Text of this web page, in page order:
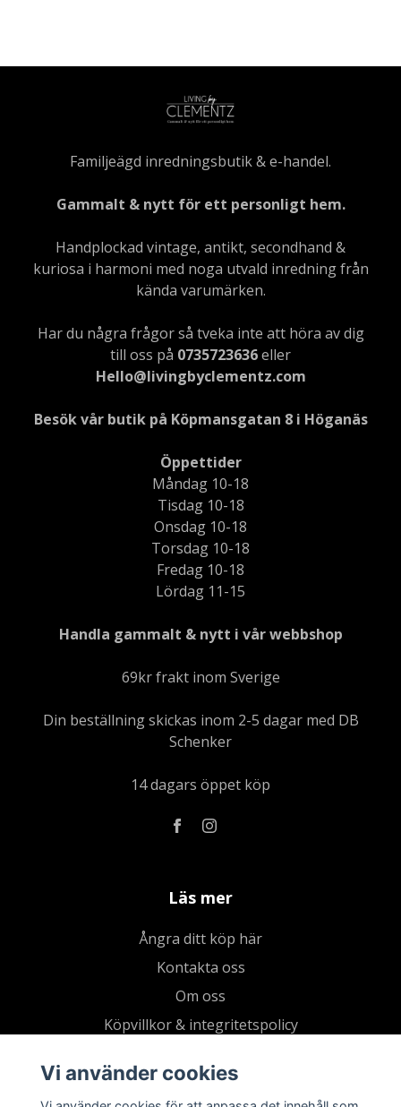
Familjeägd inredningsbutik & e-handel.
Gammalt & nytt för ett personligt hem.
Handplockad vintage, antikt, secondhand &
kuriosa i harmoni med noga utvald inredning från
kända varumärken.
Har du några frågor så tveka inte att höra av dig
till oss på 0735723636eller
Hello@livingbyclementz.com
Besök vår butik på Köpmansgatan 8 i Höganäs
Öppettider
Måndag 10-18
Tisdag 10-18
Onsdag 10-18
Torsdag 10-18
Fredag 10-18
Lördag 11-15
Handla gammalt & nytt i vår webbshop
69kr frakt inom Sverige
Din beställning skickas inom 2-5 dagar med DB
Schenker
14 dagars öppet köp
Läs mer
Ångra ditt köp här
Kontakta oss
Om oss
Köpvillkor & integritetspolicy
Presentkort
Vi använder cookies